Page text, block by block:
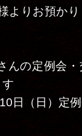
よりお預か
んの定例会
日（日）定